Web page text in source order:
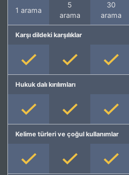
1 arama
5
arama
30
arama
Karşı dildeki karşılıklar
Hukuk dalı kırılımları
Kelime türleri ve çoğul kullanımlar